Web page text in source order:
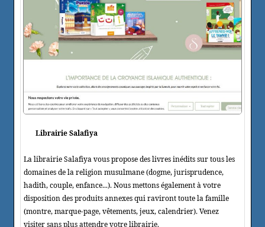
Librairie Salafiya
La librairie Salafiya vous propose des livres inédits sur tous les
domaines de la religion musulmane (dogme, jurisprudence,
hadith, couple, enfance...). Nous mettons également à votre
disposition des produits annexes qui raviront toute la famille
(montre, marque-page, vêtements, jeux, calendrier). Venez
visiter sans plus attendre votre librairie.